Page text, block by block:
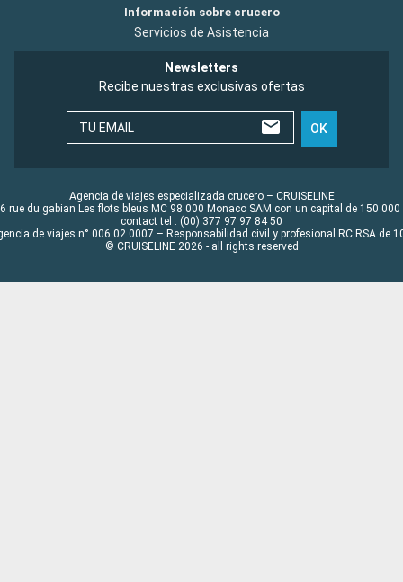
Información sobre crucero
Servicios de Asistencia
Newsletters
Recibe nuestras exclusivas ofertas
TU EMAIL OK
Agencia de viajes especializada crucero – CRUISELINE
rue du gabian Les flots bleus MC 98 000 Monaco SAM con un capital de 150 000
contact tel : (00) 377 97 97 84 50
de viajes n° 006 02 0007 – Responsabilidad civil y profesional RC RSA de
© CRUISELINE 2026 - all rights reserved